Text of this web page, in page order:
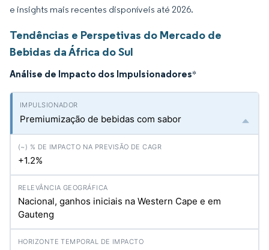
e insights mais recentes disponíveis até 2026.
Tendências e Perspetivas do Mercado de
Bebidas da África do Sul
Análise de Impacto dos Impulsionadores*
Premiumização de bebidas com sabor
+1.2%
Nacional, ganhos iniciais na Western Cape e em
Gauteng